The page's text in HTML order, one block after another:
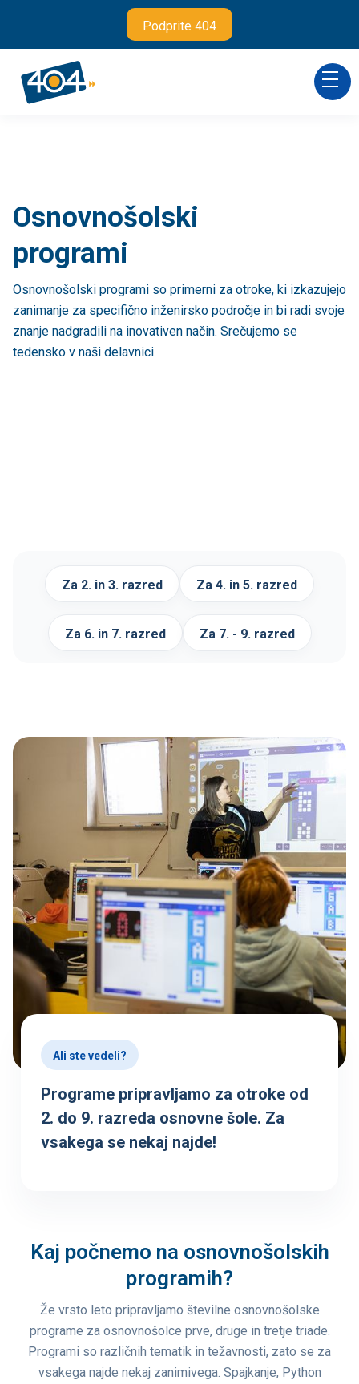
Podprite 404
Osnovnošolski
programi
Osnovnošolski programi so primerni za otroke, ki izkazujejo
zanimanje za specifično inženirsko področje in bi radi svoje
znanje nadgradili na inovativen način. Srečujemo se
tedensko v naši delavnici.
Za 2. in 3. razred Za 4. in 5. razred
Za 6. in 7. razred Za 7. - 9. razred
Ali ste vedeli?
Programe pripravljamo za otroke od
2. do 9. razreda osnovne šole. Za
vsakega se nekaj najde!
Kaj počnemo na osnovnošolskih
programih?
Že vrsto leto pripravljamo številne osnovnošolske
programe za osnovnošolce prve, druge in tretje triade.
Programi so različnih tematik in težavnosti, zato se za
vsakega najde nekaj zanimivega. Spajkanje, Python